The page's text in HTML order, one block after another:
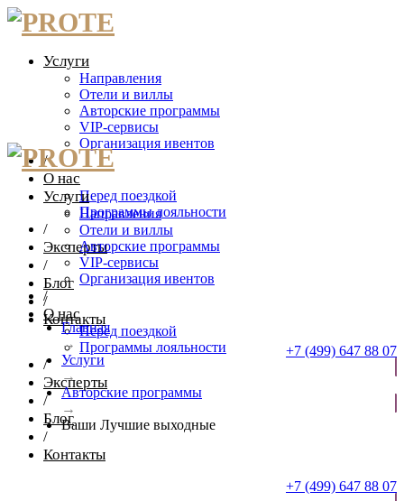
Услуги
Направления
Отели и виллы
Авторские программы
VIP-сервисы
Организация ивентов
/
О нас
Перед поездкой
Программы лояльности
/
Эксперты
/
Блог
/
Контакты
+7 (499) 647 88 07
Услуги
Направления
Отели и виллы
Авторские программы
VIP-сервисы
Организация ивентов
/
О нас
Перед поездкой
Программы лояльности
/
Эксперты
/
Блог
/
Контакты
+7 (499) 647 88 07
Главная
→
Услуги
→
Авторские программы
→
Ваши Лучшие выходные